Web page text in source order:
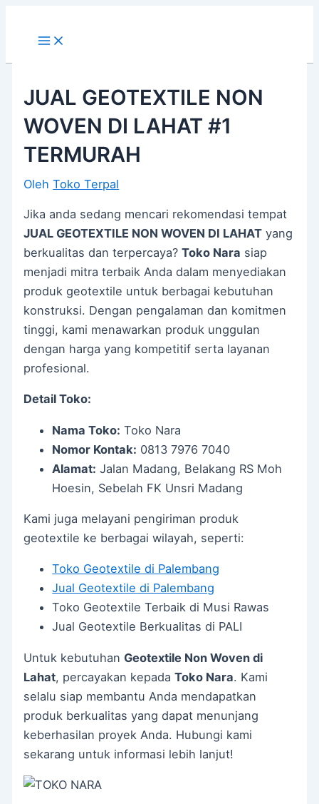
konten
JUAL GEOTEXTILE NON
WOVEN DI LAHAT #1
TERMURAH
OlehToko Terpal
Jika anda sedang mencari rekomendasi tempat
JUAL GEOTEXTILE NON WOVEN DI LAHAT yang
berkualitas dan terpercaya?Toko Nara siap
menjadi mitra terbaik Anda dalam menyediakan
produk geotextile untuk berbagai kebutuhan
konstruksi. Dengan pengalaman dan komitmen
tinggi, kami menawarkan produk unggulan
dengan harga yang kompetitif serta layanan
profesional.
Detail Toko:
Nama Toko: Toko Nara
Nomor Kontak: 0813 7976 7040
Alamat: Jalan Madang, Belakang RS Moh
Hoesin, Sebelah FK Unsri Madang
Kami juga melayani pengiriman produk
geotextile ke berbagai wilayah, seperti:
Toko Geotextile di Palembang
Jual Geotextile di Palembang
Toko Geotextile Terbaik di Musi Rawas
Jual Geotextile Berkualitas di PALI
Untuk kebutuhanGeotextile Non Woven di
Lahat, percayakan kepadaToko Nara. Kami
selalu siap membantu Anda mendapatkan
produk berkualitas yang dapat menunjang
keberhasilan proyek Anda. Hubungi kami
sekarang untuk informasi lebih lanjut!